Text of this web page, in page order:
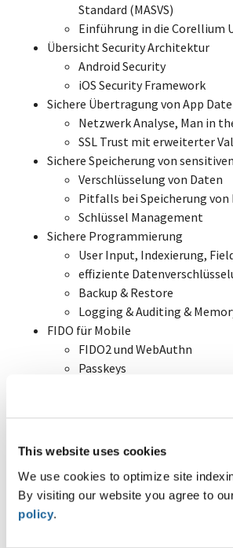
This website uses cookies
We use cookies to optimize site
By visiting our website you agree to
policy.
Standard (MASVS)
Einführung in die Corellium
Übersicht Security Architektur
Android Security
iOS Security Framework
Sichere Übertragung von App
Netzwerk Analyse, Man in
SSL Trust mit erweiterter
Sichere Speicherung von
Verschlüsselung von Daten
Pitfalls bei Speicherung von
Schlüssel Management
Sichere Programmierung
User Input, Indexierung,
effiziente
Backup & Restore
Logging & Auditing &
FIDO für Mobile
FIDO2 und WebAuthn
Passkeys
Broadcasts, Services
Custom URL Schemes
Web-Views